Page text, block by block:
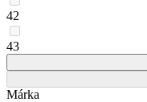
42
43
Márka